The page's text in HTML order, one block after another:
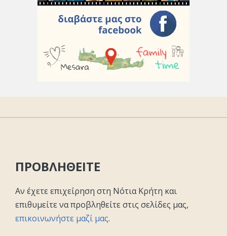
ΠΡΟΒΛΗΘΕΙΤΕ
Αν έχετε επιχείρηση στη Νότια Κρήτη και
επιθυμείτε να προβληθείτε στις σελίδες μας,
επικοινωνήστε μαζί μας.